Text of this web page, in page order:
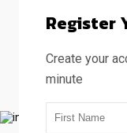
Medición
Laboratorio
Laboratorio
Laboratorio
Laboratorio
Login
Register
Create your
minute